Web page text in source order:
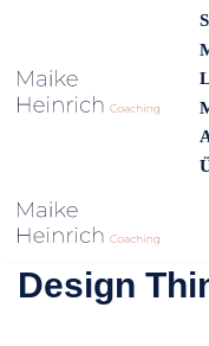
Inhalt
Design